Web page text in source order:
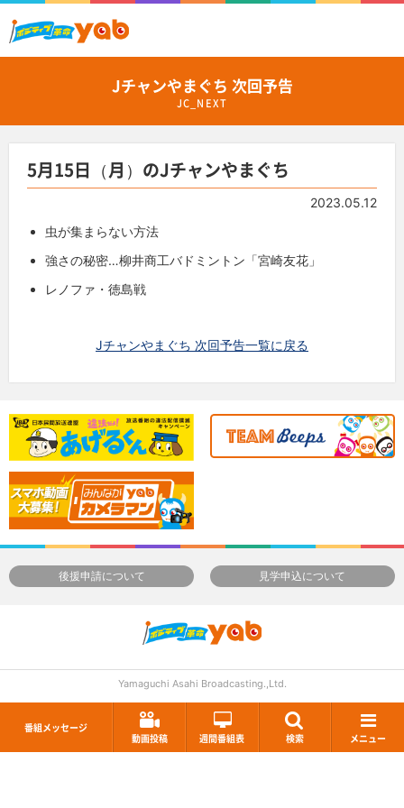
番組メッセージ
動画投稿
週間番組表 検索 メニュー
Jチャンやまぐち 次回予告
JC_NEXT
5月15日（月）のJチャンやまぐち
2023.05.12
虫が集まらない方法
強さの秘密…柳井商工バドミントン「宮崎友花」
レノファ・徳島戦
Jチャンやまぐち 次回予告一覧に戻る
後援申請について 見学申込について
Yamaguchi Asahi Broadcasting.,Ltd.